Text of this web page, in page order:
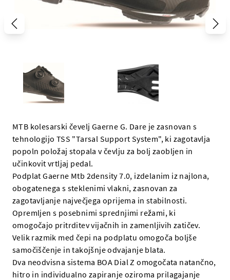
MTB kolesarski čevelj Gaerne G. Dare je zasnovan s
tehnologijo TSS "Tarsal Support System", ki zagotavlja
popoln položaj stopala v čevlju za bolj zaobljen in
učinkovit vrtljaj pedal.
Podplat Gaerne Mtb 2density 7.0, izdelanim iz najlona, ​​
obogatenega s steklenimi vlakni, zasnovan za
zagotavljanje največjega oprijema in stabilnosti.
Opremljen s posebnimi sprednjimi režami, ki
omogočajo pritrditev vijačnih in zamenljivih zatičev.
Velik razmik med čepi na podplatu omogoča boljše
samočiščenje in takojšnje odvajanje blata.
Dva neodvisna sistema BOA Dial Z omogočata natančno,
hitro in individualno zapiranje oziroma prilagajanje